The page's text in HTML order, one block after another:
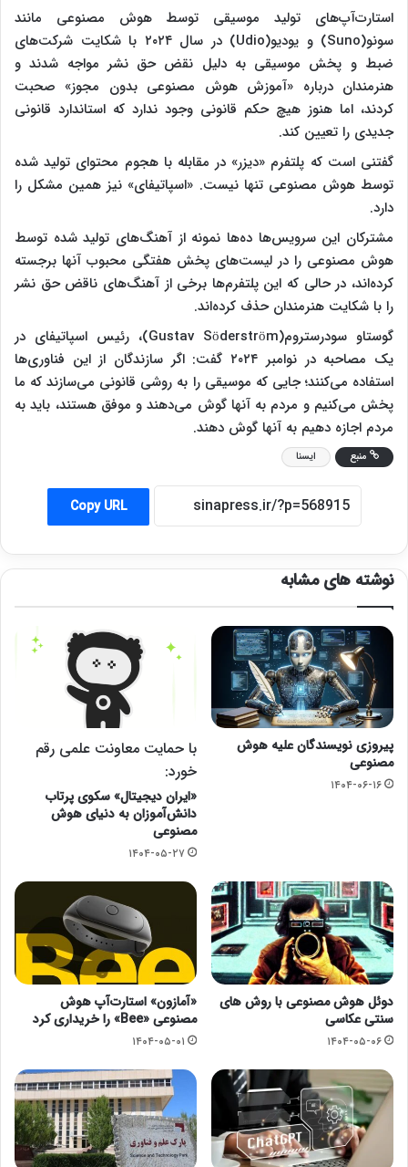
استارت‌آپ‌های تولید موسیقی توسط هوش مصنوعی مانند
سونو(Suno) و یودیو(Udio) در سال ۲۰۲۴ با شکایت شرکت‌های
ضبط و پخش موسیقی به دلیل نقض حق نشر مواجه شدند و
هنرمندان درباره «آموزش هوش مصنوعی بدون مجوز» صحبت
کردند، اما هنوز هیچ حکم قانونی وجود ندارد که استاندارد قانونی
جدیدی را تعیین کند.
گفتنی است که پلتفرم «دیزر» در مقابله با هجوم محتوای تولید شده
توسط هوش مصنوعی تنها نیست. «اسپاتیفای» نیز همین مشکل را
دارد.
مشترکان این سرویس‌ها ده‌ها نمونه از آهنگ‌های تولید شده توسط
هوش مصنوعی را در لیست‌های پخش هفتگی محبوب آنها برجسته
کرده‌اند، در حالی که این پلتفرم‌ها برخی از آهنگ‌های ناقض حق نشر
را با شکایت هنرمندان حذف کرده‌اند.
گوستاو سودرستروم(Gustav Söderström)، رئیس اسپاتیفای در
یک مصاحبه در نوامبر ۲۰۲۴ گفت: اگر سازندگان از این فناوری‌ها
استفاده می‌کنند؛ جایی که موسیقی را به روشی قانونی می‌سازند که ما
پخش می‌کنیم و مردم به آنها گوش می‌دهند و موفق هستند، باید به
مردم اجازه دهیم به آنها گوش دهند.
منبع ایسنا
Copy URL
نوشته های مشابه
پیروزی نویسندگان علیه هوش
مصنوعی
۱۴۰۴-۰۶-۱۶
با حمایت معاونت علمی رقم
خورد:
«ایران دیجیتال» سکوی پرتاب
دانش‌آموزان به دنیای هوش
مصنوعی
۱۴۰۴-۰۵-۲۷
دوئل هوش مصنوعی با روش های
سنتی عکاسی
۱۴۰۴-۰۵-۰۶
«آمازون» استارت‌آپ هوش
مصنوعی «Bee» را خریداری کرد
۱۴۰۴-۰۵-۰۱